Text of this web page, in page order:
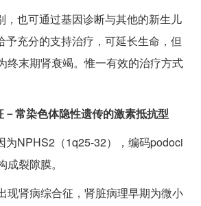
，也可通过基因诊断与其他的新生儿
予充分的支持治疗，可延长生命，但
终末期肾衰竭。惟一有效的治疗方式
常染色体隐性遗传的激素抵抗型
为NPHS2（1q25-32），编码podoci
裂隙膜。
现肾病综合征，肾脏病理早期为微小